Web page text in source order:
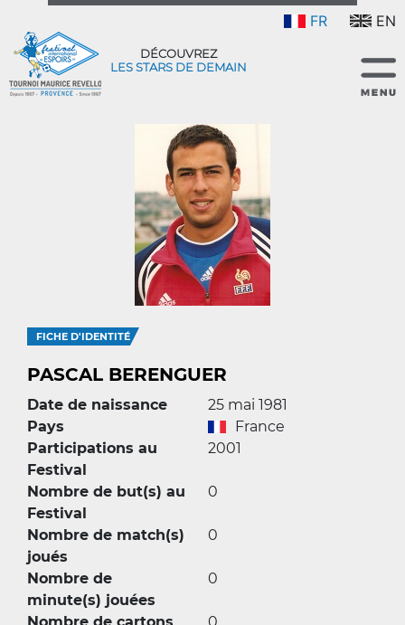
FR EN
DÉCOUVREZ
LES STARS DE DEMAIN
FICHE D'IDENTITÉ
PASCAL BERENGUER
Date de naissance
25 mai 1981
Pays
France
Participations au
Festival
2001
Nombre de but(s) au
Festival
0
Nombre de match(s)
joués
0
Nombre de
minute(s) jouées
0